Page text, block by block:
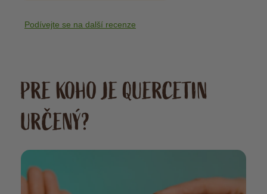
Podívejte se na další recenze
PRE KOHO JE QUERCETIN
URČENÝ?